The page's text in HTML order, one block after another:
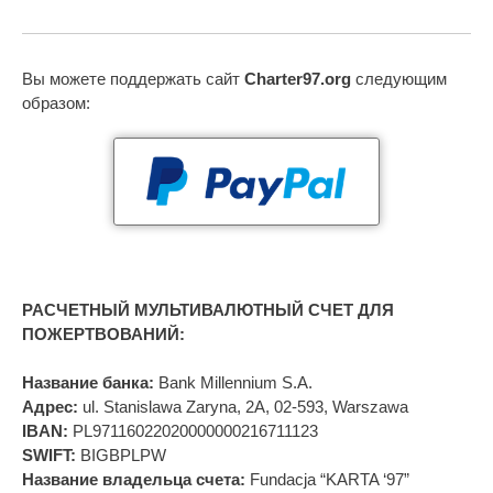
Вы можете поддержать сайт Charter97.org следующим
образом:
РАСЧЕТНЫЙ МУЛЬТИВАЛЮТНЫЙ СЧЕТ ДЛЯ
ПОЖЕРТВОВАНИЙ:
Название банка: Bank Millennium S.A.
Адрес: ul. Stanislawa Zaryna, 2A, 02-593, Warszawa
IBAN: PL97116022020000000216711123
SWIFT: BIGBPLPW
Название владельца счета: Fundacja “KARTA ‘97”